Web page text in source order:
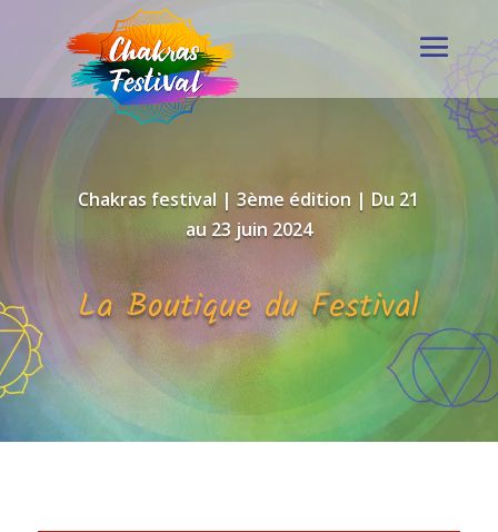
Chakras festival | 3ème édition | Du 21
au 23 juin 2024
La Boutique du Festival